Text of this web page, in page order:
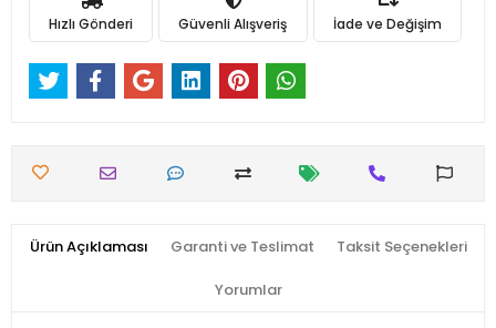
Hızlı Gönderi Güvenli Alışveriş İade ve Değişim
Ürün Açıklaması Garanti ve Teslimat Taksit Seçenekleri
Yorumlar